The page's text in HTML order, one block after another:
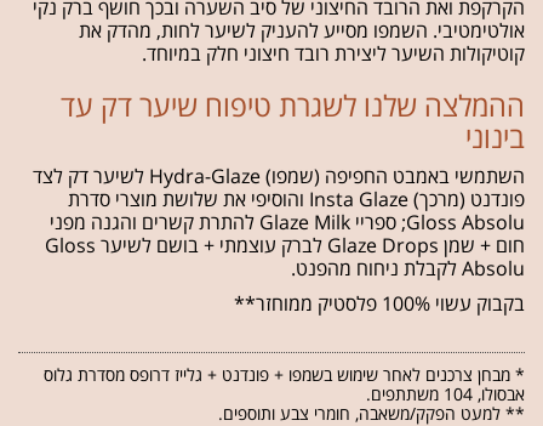
הקרקפת ואת הרובד החיצוני של סיב השערה ובכך חושף ברק נקי
אולטימטיבי. השמפו מסייע להעניק לשיער לחות, מהדק את
קוטיקולות השיער ליצירת רובד חיצוני חלק במיוחד.
ההמלצה שלנו לשגרת טיפוח שיער דק עד
בינוני
השתמשי באמבט החפיפה (שמפו) Hydra-Glaze לשיער דק לצד
פונדנט (מרכך) Insta Glaze והוסיפי את שלושת מוצרי סדרת
Gloss Absolu; ספריי Glaze Milk להתרת קשרים והגנה מפני
חום + שמן Glaze Drops לברק עוצמתי + בושם לשיער Gloss
Absolu לקבלת ניחוח מהפנט.
בקבוק עשוי 100% פלסטיק ממוחזר**
* מבחן צרכנים לאחר שימוש בשמפו + פונדנט + גלייז דרופס מסדרת גלוס
אבסולו, 104 משתתפים.
** למעט הפקק/משאבה, חומרי צבע ותוספים.